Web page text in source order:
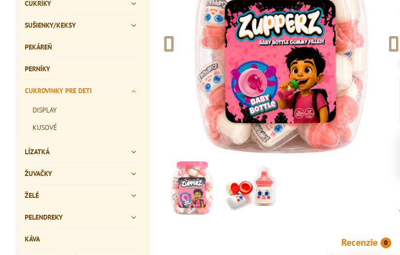
Recenzie 0
CUKRÍKY
SUŠIENKY/KEKSY
PEKÁREŇ
PERNÍKY
CUKROVINKY PRE DETI
DISPLAY
KUSOVÉ
LÍZATKÁ
ŽUVAČKY
ŽELÉ
PELENDREKY
KÁVA